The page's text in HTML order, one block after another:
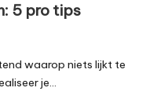
5 pro tips
waarop niets lijkt te
je…